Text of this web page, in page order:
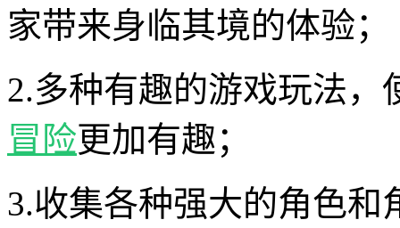
家带来身临其境的体验；
2.多种有趣的游戏玩法
冒险更加有趣；
3.收集各种强大的角色